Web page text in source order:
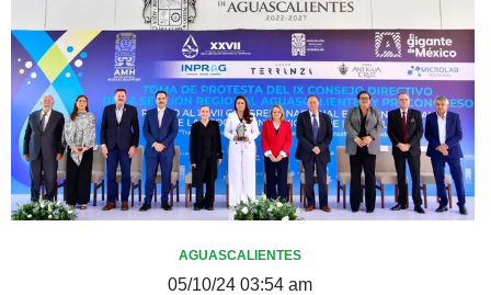
AGUASCALIENTES
05/10/24 03:54 am